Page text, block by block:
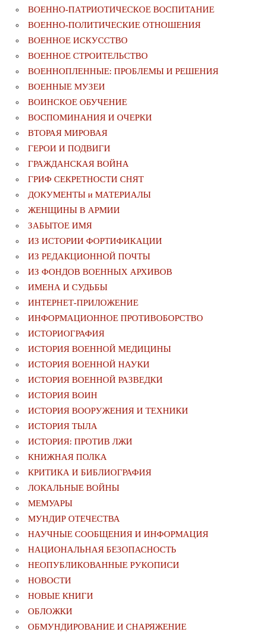
ВОЕННО-ПАТРИОТИЧЕСКОЕ ВОСПИТАНИЕ
ВОЕННО-ПОЛИТИЧЕСКИE ОТНОШЕНИЯ
ВОЕННОЕ ИСКУССТВО
ВОЕННОЕ СТРОИТЕЛЬСТВО
ВОЕННОПЛЕННЫЕ: ПРОБЛЕМЫ И РЕШЕНИЯ
ВОЕННЫЕ МУЗЕИ
ВОИНСКОЕ ОБУЧЕНИЕ
ВОСПОМИНАНИЯ И ОЧЕРКИ
ВТОРАЯ МИРОВАЯ
ГЕРОИ И ПОДВИГИ
ГРАЖДАНСКАЯ ВОЙНА
ГРИФ СЕКРЕТНОСТИ СНЯТ
ДОКУМЕНТЫ и МАТЕРИАЛЫ
ЖЕНЩИНЫ В АРМИИ
ЗАБЫТОЕ ИМЯ
ИЗ ИСТОРИИ ФОРТИФИКАЦИИ
ИЗ РЕДАКЦИОННОЙ ПОЧТЫ
ИЗ ФОНДОВ ВОЕННЫХ АРХИВОВ
ИМЕНА И СУДЬБЫ
ИНТЕРНЕТ-ПРИЛОЖЕНИЕ
ИНФОРМАЦИОННОЕ ПРОТИВОБОРСТВО
ИСТОРИОГРАФИЯ
ИСТОРИЯ ВОЕННОЙ МЕДИЦИНЫ
ИСТОРИЯ ВОЕННОЙ НАУКИ
ИСТОРИЯ ВОЕННОЙ РАЗВЕДКИ
ИСТОРИЯ ВОИН
ИСТОРИЯ ВООРУЖЕНИЯ И ТЕХНИКИ
ИСТОРИЯ ТЫЛА
ИСТОРИЯ: ПРОТИВ ЛЖИ
КНИЖНАЯ ПОЛКА
КРИТИКА И БИБЛИОГРАФИЯ
ЛОКАЛЬНЫЕ ВОЙНЫ
МЕМУАРЫ
МУНДИР ОТЕЧЕСТВА
НАУЧНЫЕ СООБЩЕНИЯ И ИНФОРМАЦИЯ
НАЦИОНАЛЬНАЯ БЕЗОПАСНОСТЬ
НЕОПУБЛИКОВАННЫЕ РУКОПИСИ
НОВОСТИ
НОВЫЕ КНИГИ
ОБЛОЖКИ
ОБМУНДИРОВАНИЕ И СНАРЯЖЕНИЕ